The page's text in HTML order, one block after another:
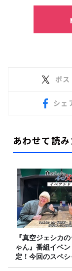
ポス
シェ
あわせて読
『真空ジェシカ
ゃん』番組イベ
定！今回のスペ
は、タカアンド